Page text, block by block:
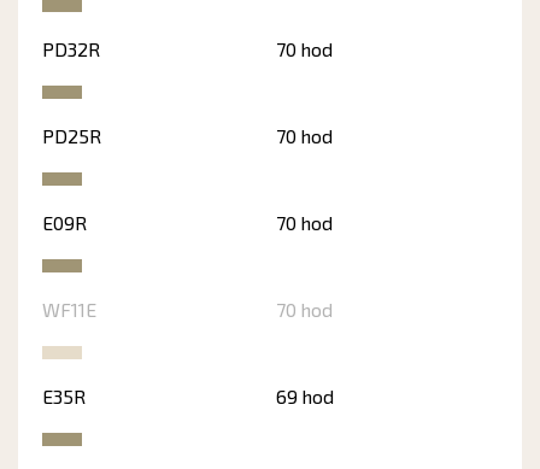
PD32R 70 hod
PD25R 70 hod
E09R 70 hod
WF11E 70 hod
E35R 69 hod